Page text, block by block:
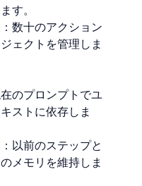
す。
数十のアクション
ェクトを管理しま
のプロンプトでユ
ストに依存しま
以前のステップと
メモリを維持しま